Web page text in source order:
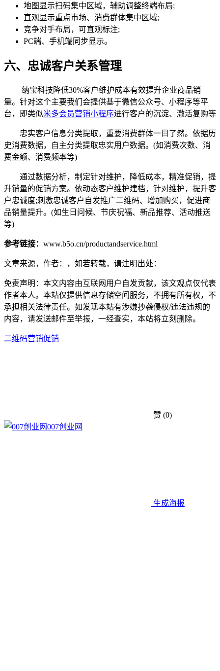
地图显示扫码集中区域，辅助调整终端布局;
直观显示重点市场、消费群体集中区域;
竞争对手布局，可直观标注;
PC端、手机端同步显示。
六、忠诚客户关系管理
纳宝科技降低30%客户维护成本有效提升企业商品销
量。针对这个主要我们会提供基于微信公众号、小程序等平
台，即类似米多会员营销小程序进行客户的沉淀、激活复购等
忠实客户信息分类提取，重要消费群体一目了然。依据历
史消费数据，自主分类提取忠实用户数据。(如消费次数、消
费金额、消费频率等)
通过数据分析，制定针对维护，降低成本，精准促销，提
升销量的促销方案。依动态客户维护建档，针对维护，提升客
户忠诚度;刺激忠诚客户自发推广二维码、增加购买，促进商
品销量提升。(如生日问候、节庆祝福、新品推荐、活动推送
等)
参考链接： www.b5o.cn/productandservice.html
文章来源，作者：，如若转载，请注明出处：
免责声明：本文内容由互联网用户自发贡献，该文观点仅代表
作者本人。本站仅提供信息存储空间服务，不拥有所有权，不
承担相关法律责任。如发现本站有涉嫌抄袭侵权/违法违规的
内容，请发送邮件至举报，一经查实，本站将立刻删除。
二维码营销促销
赞 (0)
007创业网
生成海报